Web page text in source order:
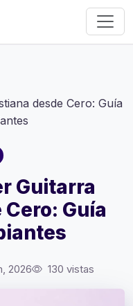
desde Cero: Guía
Guitarra
Guía
2026 130 vistas